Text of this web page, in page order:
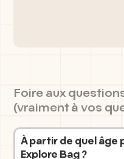
Foire aux
(vraiment à vos
À partir de quel âge
Explore Bag ?